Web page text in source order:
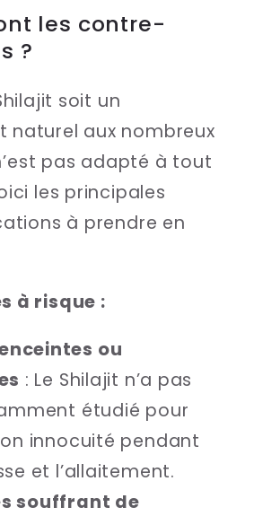
les contre-
?
soit un
naturel aux nombreux
pas adapté à tout
les principales
à prendre en
à risque :
ou
: Le Shilajit n’a pas
étudié pour
innocuité pendant
et l’allaitement.
souffrant de